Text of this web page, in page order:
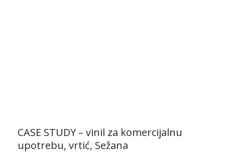
CASE STUDY – vinil za komercijalnu
upotrebu, vrtić, Sežana